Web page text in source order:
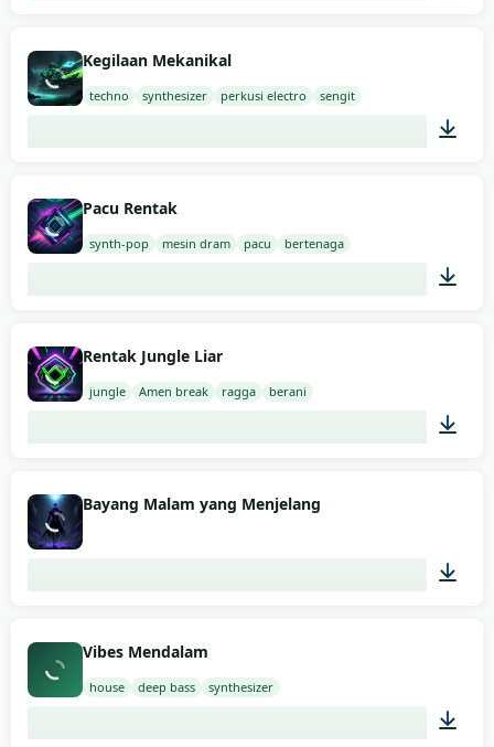
Kegilaan Mekanikal
techno synthesizer perkusi electro sengit
Pacu Rentak
synth-pop mesin dram pacu bertenaga
Rentak Jungle Liar
jungle Amen break ragga berani
Bayang Malam yang Menjelang
Vibes Mendalam
house deep bass synthesizer